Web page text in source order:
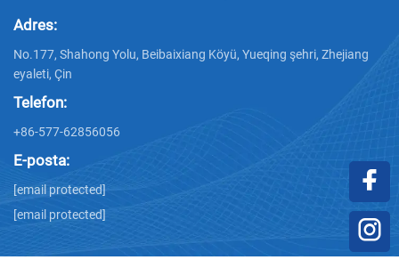
Adres:
No.177, Shahong Yolu, Beibaixiang Köyü, Yueqing şehri, Zhejiang
eyaleti, Çin
Telefon:
+86-577-62856056
E-posta:
[email protected]
[email protected]